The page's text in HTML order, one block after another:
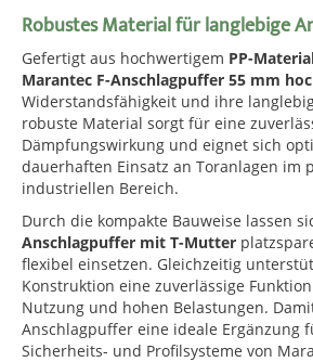
Robustes Material für langlebige
Gefertigt aus hochwertigem PP-
Marantec F-Anschlagpuffer 55 mm
Widerstandsfähigkeit und ihre
robuste Material sorgt für eine
Dämpfungswirkung und eignet sich
dauerhaften Einsatz an Toranlagen im
industriellen Bereich.
Durch die kompakte Bauweise lassen
Anschlagpuffer mit T-Mutter
flexibel einsetzen. Gleichzeitig
Konstruktion eine zuverlässige
Nutzung und hohen Belastungen.
Anschlagpuffer eine ideale Ergänzung
Sicherheits- und Profilsysteme von